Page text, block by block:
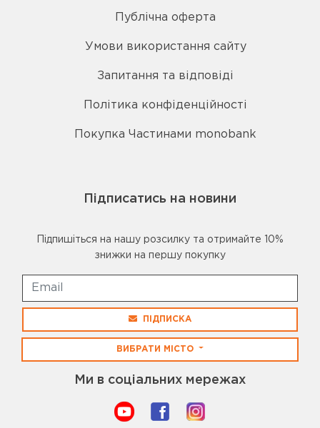
Публічна оферта
Умови використання сайту
Запитання та відповіді
Політика конфіденційності
Покупка Частинами monobank
Підписатись на новини
Підпишіться на нашу розсилку та отримайте 10%
знижки на першу покупку
ПІДПИСКА
ВИБРАТИ МІСТО
Ми в соціальних мережах